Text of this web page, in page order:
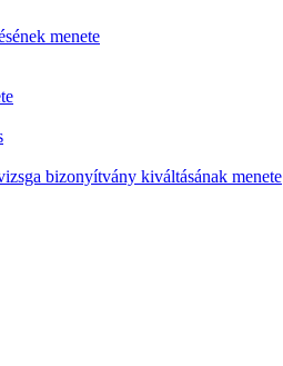
menete
bizonyítvány kiváltásának menete